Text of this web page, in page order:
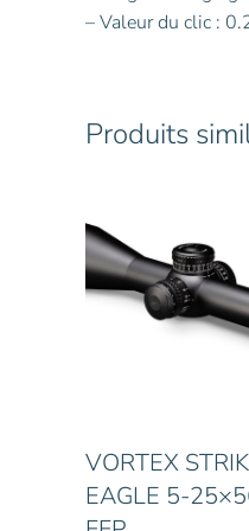
– Valeur du clic :
Produits
VORTEX
EAGLE 5-